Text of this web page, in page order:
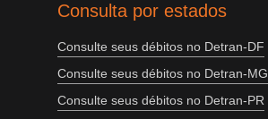
Consulta por estados
Consulte seus débitos no Detran-DF
Consulte seus débitos no Detran-MG
Consulte seus débitos no Detran-PR